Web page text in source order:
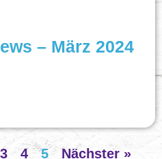
– März 2024
3 4 5 Nächster »